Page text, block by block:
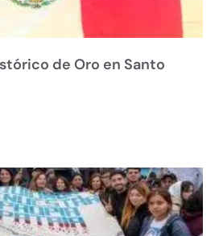
de Oro en Santo